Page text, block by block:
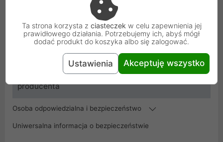
CAB-DAC30M-SFPP-DEC02
SKU CAB-DAC30M-SFPP-DEC02
4713213513996
producenta
24 miesiące
Osoba odpowiedzialna i bezpieczeństwo
Uniwersalna informacja o bezpieczeństwie
Ta strona korzysta z ciasteczek w celu zapewnienia jej
prawidłowego działania. Potrzebujemy ich, abyś mógł
dodać produkt do koszyka albo się zalogować.
Ustawienia Akceptuję wszystko